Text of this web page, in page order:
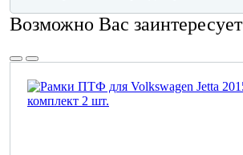
Возможно Вас заинтересует